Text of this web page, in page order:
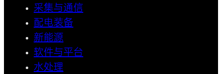
采集与通信
配电装备
新能源
软件与平台
水处理